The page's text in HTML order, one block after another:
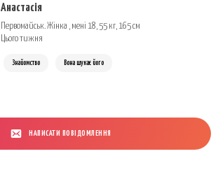
Анастасія
Первомайськ. Жінка , мені 18, 55 кг, 165 см
Цього тижня
Знайомство Вона шукає його
НАПИСАТИ ПОВІДОМЛЕННЯ